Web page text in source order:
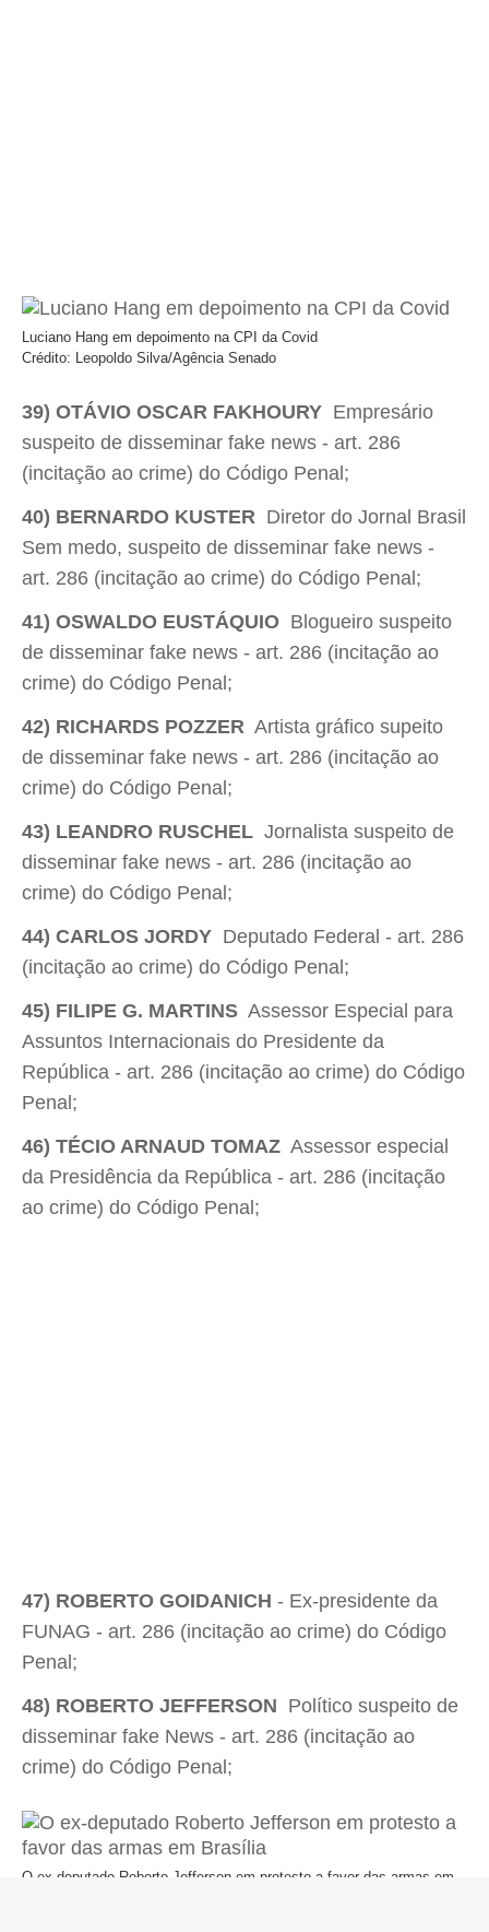
Luciano Hang em depoimento na CPI da Covid
Crédito: Leopoldo Silva/Agência Senado
39) OTÁVIO OSCAR FAKHOURY  Empresário
suspeito de disseminar fake news - art. 286
(incitação ao crime) do Código Penal;
40) BERNARDO KUSTER  Diretor do Jornal Brasil
Sem medo, suspeito de disseminar fake news -
art. 286 (incitação ao crime) do Código Penal;
41) OSWALDO EUSTÁQUIO  Blogueiro suspeito
de disseminar fake news - art. 286 (incitação ao
crime) do Código Penal;
42) RICHARDS POZZER  Artista gráfico supeito
de disseminar fake news - art. 286 (incitação ao
crime) do Código Penal;
43) LEANDRO RUSCHEL  Jornalista suspeito de
disseminar fake news - art. 286 (incitação ao
crime) do Código Penal;
44) CARLOS JORDY  Deputado Federal - art. 286
(incitação ao crime) do Código Penal;
45) FILIPE G. MARTINS  Assessor Especial para
Assuntos Internacionais do Presidente da
República - art. 286 (incitação ao crime) do Código
Penal;
46) TÉCIO ARNAUD TOMAZ  Assessor especial
da Presidência da República - art. 286 (incitação
ao crime) do Código Penal;
47) ROBERTO GOIDANICH - Ex-presidente da
FUNAG - art. 286 (incitação ao crime) do Código
Penal;
48) ROBERTO JEFFERSON  Político suspeito de
disseminar fake News - art. 286 (incitação ao
crime) do Código Penal;
O ex-deputado Roberto Jefferson em protesto a favor das armas em